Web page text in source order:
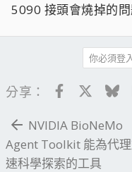
5090 接頭會燒掉的
你必須登
分享： Facebook
NVIDIA BioNeMo
Agent Toolkit 能為代
速科學探索的工具